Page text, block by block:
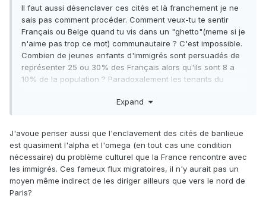
Il faut aussi désenclaver ces cités et là franchement je ne
sais pas comment procéder. Comment veux-tu te sentir
Français ou Belge quand tu vis dans un "ghetto"(meme si je
n'aime pas trop ce mot) communautaire ? C'est impossible.
Combien de jeunes enfants d'immigrés sont persuadés de
représenter 25 ou 30% des Français alors qu'ils sont 8 a
10% de la population ? Paradoxalement les tenants du
ça qui explique qu'ils se sentent marginalisés, ils sont entre
reste du pays.
Expand
J'avoue penser aussi que l'enclavement des cités de banlieue
est quasiment l'alpha et l'omega (en tout cas une condition
nécessaire) du problème culturel que la France rencontre avec
les immigrés. Ces fameux flux migratoires, il n'y aurait pas un
moyen même indirect de les diriger ailleurs que vers le nord de
Paris?